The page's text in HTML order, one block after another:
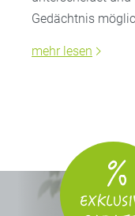
Gedächtnis
mehr lesen